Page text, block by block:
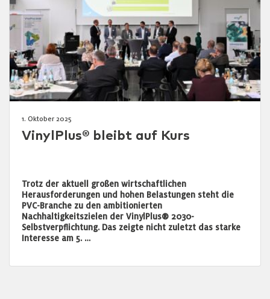
1. Oktober 2025
VinylPlus® bleibt auf Kurs
Trotz der aktuell großen wirtschaftlichen
Herausforderungen und hohen Belastungen steht die
PVC-Branche zu den ambitionierten
Nachhaltigkeitszielen der VinylPlus® 2030-
Selbstverpflichtung. Das zeigte nicht zuletzt das starke
Interesse am 5. …